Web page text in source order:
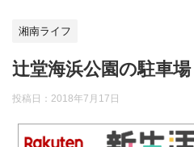
湘南ライフ
辻堂海浜公園の駐車場
投稿日： 2018年7月17日